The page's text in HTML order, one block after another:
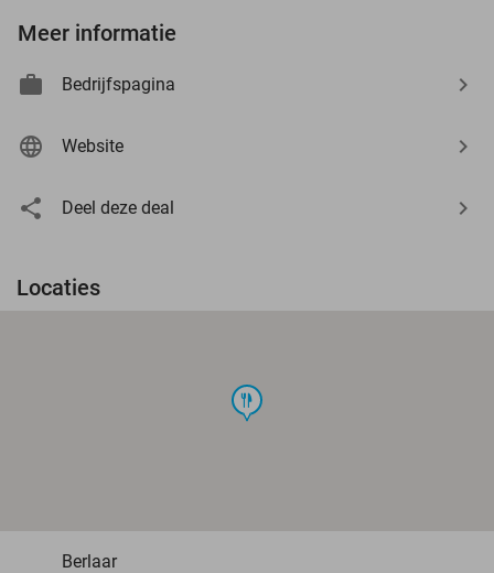
Meer informatie
Bedrijfspagina
Website
Deel deze deal
Locaties
food
Berlaar